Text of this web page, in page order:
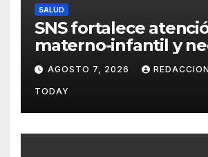
SALUD
SNS fortalece
materno-infantil y
con nuevas
avances en la Red
Salud
AGOSTO 7, 2026
TODAY